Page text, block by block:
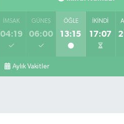
İMSAK
04:19
GÜNEŞ
06:00
ÖĞLE
13:15
İKINDI
17:07
Aylık Vakitler